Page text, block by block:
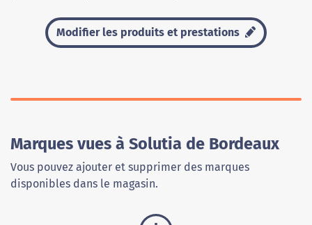
Modifier les produits et prestations
Marques vues à Solutia de Bordeaux
Vous pouvez ajouter et supprimer des marques
disponibles dans le magasin.